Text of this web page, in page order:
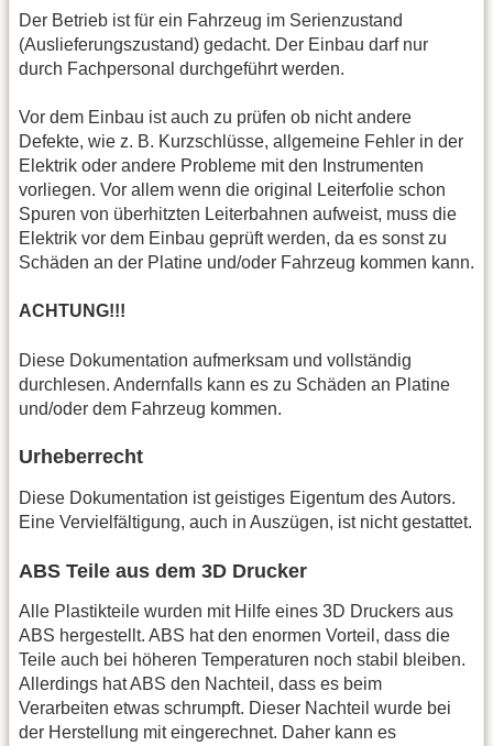
Der Betrieb ist für ein Fahrzeug im Serienzustand
(Auslieferungszustand) gedacht. Der Einbau darf nur
durch Fachpersonal durchgeführt werden.
Vor dem Einbau ist auch zu prüfen ob nicht andere
Defekte, wie z. B. Kurzschlüsse, allgemeine Fehler in der
Elektrik oder andere Probleme mit den Instrumenten
vorliegen. Vor allem wenn die original Leiterfolie schon
Spuren von überhitzten Leiterbahnen aufweist, muss die
Elektrik vor dem Einbau geprüft werden, da es sonst zu
Schäden an der Platine und/oder Fahrzeug kommen kann.
ACHTUNG!!!
Diese Dokumentation aufmerksam und vollständig
durchlesen. Andernfalls kann es zu Schäden an Platine
und/oder dem Fahrzeug kommen.
Urheberrecht
Diese Dokumentation ist geistiges Eigentum des Autors.
Eine Vervielfältigung, auch in Auszügen, ist nicht gestattet.
ABS Teile aus dem 3D Drucker
Alle Plastikteile wurden mit Hilfe eines 3D Druckers aus
ABS hergestellt. ABS hat den enormen Vorteil, dass die
Teile auch bei höheren Temperaturen noch stabil bleiben.
Allerdings hat ABS den Nachteil, dass es beim
Verarbeiten etwas schrumpft. Dieser Nachteil wurde bei
der Herstellung mit eingerechnet. Daher kann es